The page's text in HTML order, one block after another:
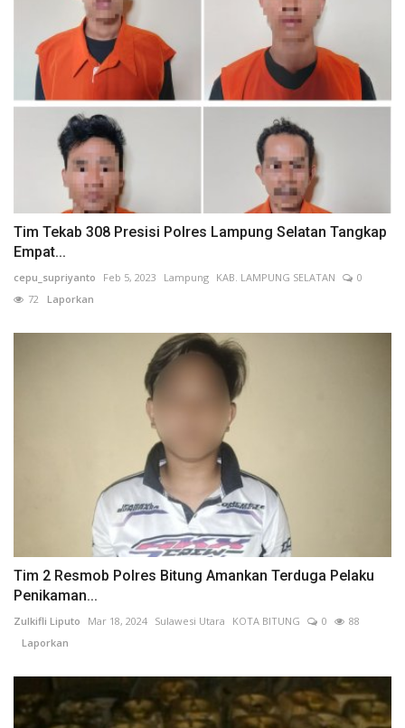
Tim Tekab 308 Presisi Polres Lampung Selatan Tangkap
Empat...
cepu_supriyanto Feb 5, 2023 Lampung KAB. LAMPUNG SELATAN
0
72 Laporkan
Tim 2 Resmob Polres Bitung Amankan Terduga Pelaku
Penikaman...
Zulkifli Liputo Mar 18, 2024 Sulawesi Utara KOTA BITUNG 0
88
Laporkan